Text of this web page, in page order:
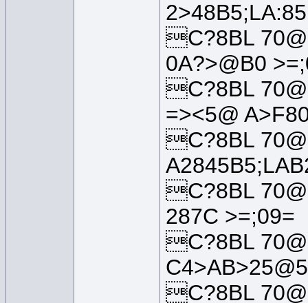
C?8BL
0A?>@B0
C?8BL
=><5@
C?8BL
C?8BL
287C >=;09=
C?8BL
C?8BL